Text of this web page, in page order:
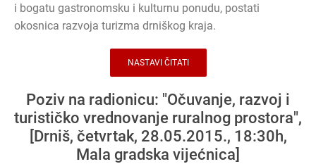
i bogatu gastronomsku i kulturnu ponudu, postati
okosnica razvoja turizma drniškog kraja.
NASTAVI ČITATI
Poziv na radionicu: "Očuvanje, razvoj i
turističko vrednovanje ruralnog prostora",
[Drniš, četvrtak, 28.05.2015., 18:30h,
Mala gradska vijećnica]